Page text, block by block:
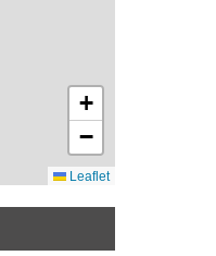
+
−
Leaflet